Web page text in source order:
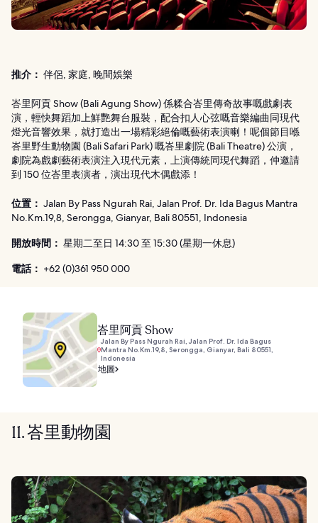
推介： 伴侶, 家庭, 晚間娛樂
峇里阿貢 Show (Bali Agung Show) 係糅合峇里傳奇故事嘅戲劇表
演，輕快舞蹈加上鮮艷舞台服裝，配合扣人心弦嘅音樂編曲同現代
燈光音響效果，就打造出一場精彩絕倫嘅藝術表演喇！呢個節目喺
峇里野生動物園 (Bali Safari Park) 嘅峇里劇院 (Bali Theatre) 公演，
劇院為戲劇藝術表演注入現代元素，上演傳統同現代舞蹈，仲邀請
到 150 位峇里表演者，演出現代木偶戲添！
位置： Jalan By Pass Ngurah Rai, Jalan Prof. Dr. Ida Bagus Mantra
No.Km.19,8, Serongga, Gianyar, Bali 80551, Indonesia
開放時間： 星期二至日 14:30 至 15:30 (星期一休息)
電話： +62 (0)361 950 000
峇里阿貢 Show
Jalan By Pass Ngurah Rai, Jalan Prof. Dr. Ida Bagus
Mantra No.Km.19,8, Serongga, Gianyar, Bali 80551,
Indonesia
地圖
11. 峇里動物園